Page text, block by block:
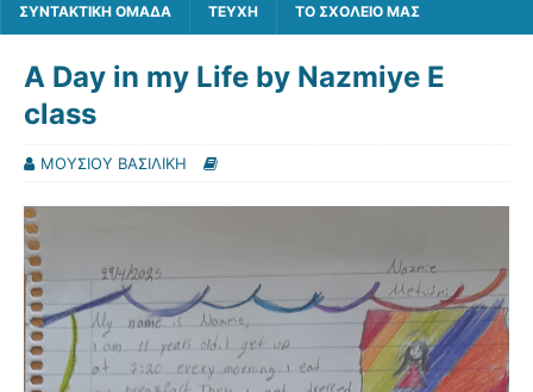
ΣΥΝΤΑΚΤΙΚΗ ΟΜΑΔΑ ΤΕΥΧΗ ΤΟ ΣΧΟΛΕΙΟ ΜΑΣ
A Day in my Life by Nazmiye E
class
ΜΟΥΣΙΟΥ ΒΑΣΙΛΙΚΗ